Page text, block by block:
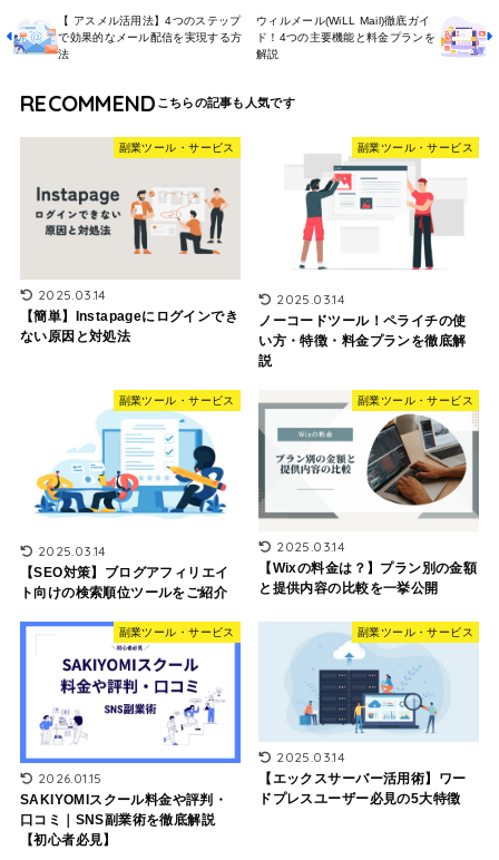
【 アスメル活用法】4つのステップ
で効果的なメール配信を実現する方
法
ウィルメール(WiLL Mail)徹底ガイ
ド！4つの主要機能と料金プランを
解説
RECOMMEND
副業ツール・サービス
2025.03.14
【簡単】Instapageにログインでき
ない原因と対処法
副業ツール・サービス
2025.03.14
ノーコードツール！ペライチの使
い方・特徴・料金プランを徹底解
説
副業ツール・サービス
2025.03.14
【SEO対策】ブログアフィリエイ
ト向けの検索順位ツールをご紹介
副業ツール・サービス
2025.03.14
【Wixの料金は？】プラン別の金額
と提供内容の比較を一挙公開
副業ツール・サービス
2026.01.15
SAKIYOMIスクール料金や評判・
口コミ｜SNS副業術を徹底解説
【初心者必見】
副業ツール・サービス
2025.03.14
【エックスサーバー活用術】ワー
ドプレスユーザー必見の5大特徴